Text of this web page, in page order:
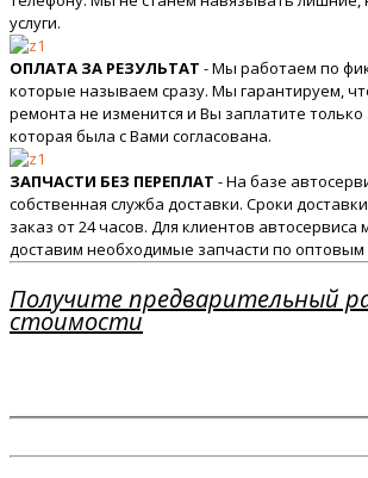
услуги.
ОПЛАТА ЗА РЕЗУЛЬТАТ - Мы работаем по
которые называем сразу. Мы гарантируем,
ремонта не изменится и Вы заплатите только
которая была с Вами согласована.
ЗАПЧАСТИ БЕЗ ПЕРЕПЛАТ - На базе
собственная служба доставки. Сроки
заказ от 24 часов. Для клиентов
доставим необходимые запчасти по оптовым
Получите предварительный
стоимости